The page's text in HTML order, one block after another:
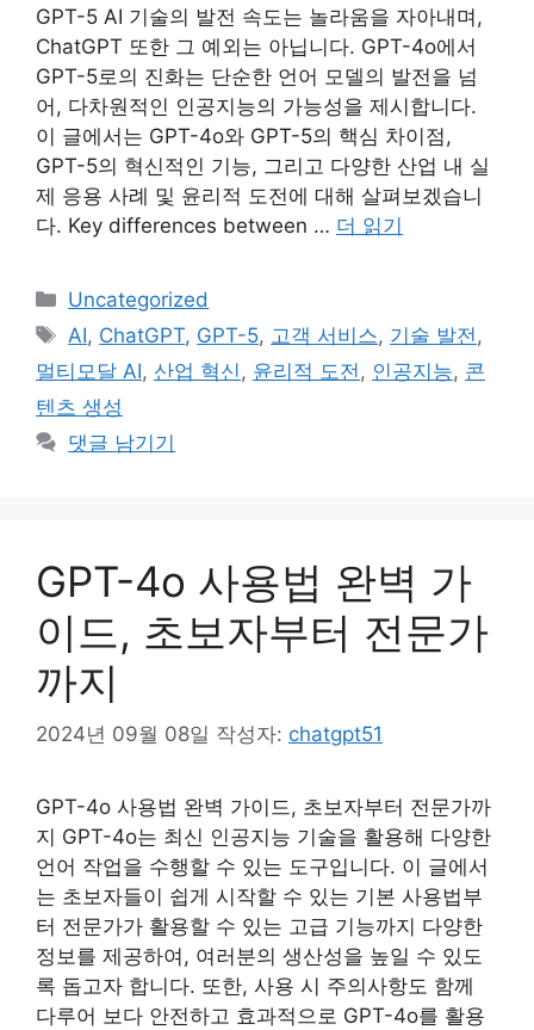
GPT-5 AI 기술의 발전 속도는 놀라움을 자아내며,
ChatGPT 또한 그 예외는 아닙니다. GPT-4o에서
GPT-5로의 진화는 단순한 언어 모델의 발전을 넘
어, 다차원적인 인공지능의 가능성을 제시합니다.
이 글에서는 GPT-4o와 GPT-5의 핵심 차이점,
GPT-5의 혁신적인 기능, 그리고 다양한 산업 내 실
제 응용 사례 및 윤리적 도전에 대해 살펴보겠습니
다. Key differences between … 더 읽기
카
테
리
Uncategorized
태
그
AI, ChatGPT, GPT-5, 고객 서비스, 기술 발전 ,
멀티모달 AI, 산업 혁신 , 윤리적 도전 , 인공지능, 콘
텐츠 생성
댓글 남기기
GPT-4o 사용법 완벽 가
이드, 초보자부터 전문가
까지
2024년 09월 08일 작성자: chatgpt51
GPT-4o 사용법 완벽 가이드, 초보자부터 전문가까
지 GPT-4o는 최신 인공지능 기술을 활용해 다양한
언어 작업을 수행할 수 있는 도구입니다. 이 글에서
는 초보자들이 쉽게 시작할 수 있는 기본 사용법부
터 전문가가 활용할 수 있는 고급 기능까지 다양한
정보를 제공하여, 여러분의 생산성을 높일 수 있도
록 돕고자 합니다. 또한, 사용 시 주의사항도 함께
다루어 보다 안전하고 효과적으로 GPT-4o를 활용